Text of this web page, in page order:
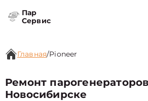
Пар
Сервис
Главная/Pioneer
Ремонт
Новосибирске